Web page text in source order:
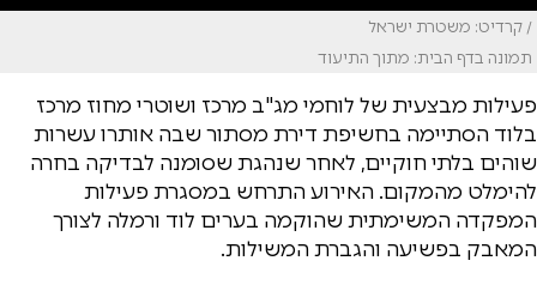
/ קרדיט: משטרת ישראל
תמונה בדף הבית: מתוך התיעוד
פעילות מבצעית של לוחמי מג"ב מרכז ושוטרי מחוז מרכז
בלוד הסתיימה בחשיפת דירת מסתור שבה אותרו עשרות
שוהים בלתי חוקיים, לאחר שנהגת שסומנה לבדיקה בחרה
להימלט מהמקום. האירוע התרחש במסגרת פעילות
המפקדה המשימתית שהוקמה בערים לוד ורמלה לצורך
המאבק בפשיעה והגברת המשילות.